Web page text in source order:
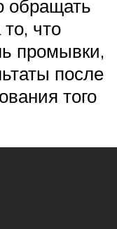
обращать
что
промывки,
после
того